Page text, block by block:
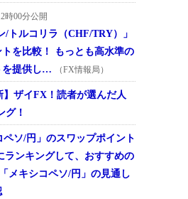
時00分公開
/トルコリラ（CHF/TRY）」
を比較！ もっとも高水準の
を提供し…
（FX情報局）
】ザイFX！読者が選んだ人
グ！
ペソ/円」のスワップポイント
ランキングして、おすすめの
メキシコペソ/円」の見通し